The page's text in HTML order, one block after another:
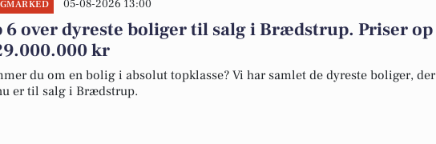
05-08-2026 13:00
6 over dyreste boliger til salg i Brædstrup. Priser op
kr
du om en bolig i absolut topklasse? Vi har samlet de dyreste boliger, der
er til salg i Brædstrup.